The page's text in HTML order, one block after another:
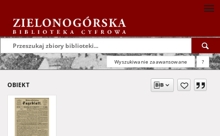
Wyszukiwanie zaawansowane ?
OBIEKT